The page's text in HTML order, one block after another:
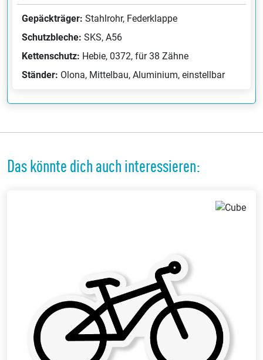
Gepäckträger: Stahlrohr, Federklappe
Schutzbleche: SKS, A56
Kettenschutz: Hebie, 0372, für 38 Zähne
Ständer: Olona, Mittelbau, Aluminium, einstellbar
Das könnte dich auch interessieren: